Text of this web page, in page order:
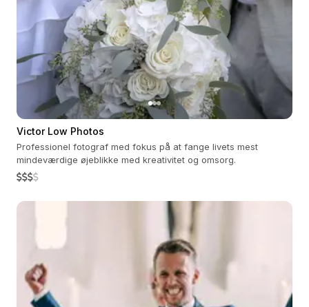
Victor Low Photos
Professionel fotograf med fokus på at fange livets mest
mindeværdige øjeblikke med kreativitet og omsorg.